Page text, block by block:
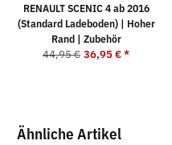
RENAULT SCENIC 4 ab 2016
(Standard Ladeboden) | Hoher
Rand | Zubehör
44,95 € 36,95 €*
Ähnliche Artikel